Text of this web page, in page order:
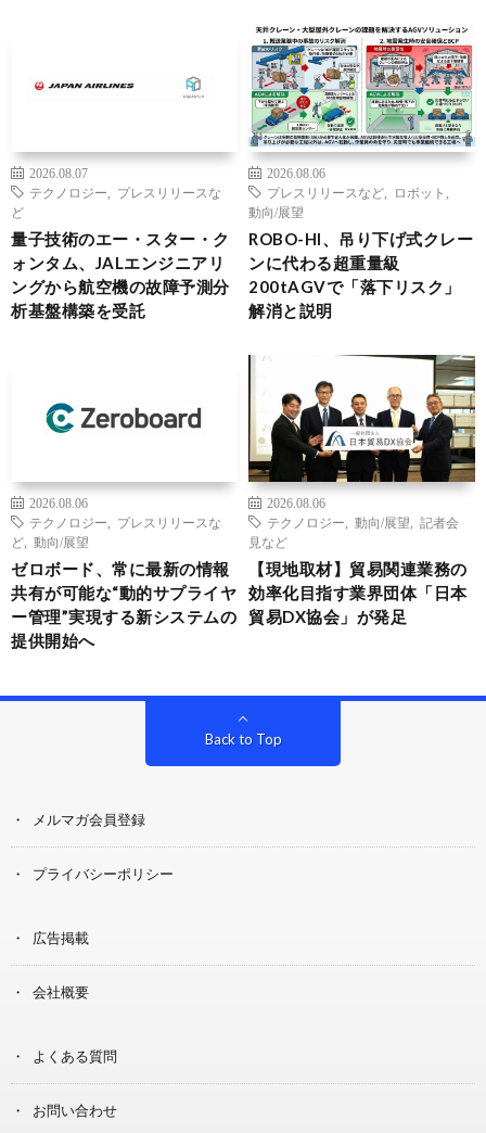
2026.08.07
テクノロジー
プレスリリースな
ど
量子技術のエー・スター・ク
ォンタム、JALエンジニアリ
ングから航空機の故障予測分
析基盤構築を受託
2026.08.06
プレスリリースなど
ロボット
動向/展望
ROBO-HI、吊り下げ式クレー
ンに代わる超重量級
200tAGVで「落下リスク」
解消と説明
2026.08.06
テクノロジー
プレスリリースな
ど
動向/展望
ゼロボード、常に最新の情報
共有が可能な“動的サプライヤ
ー管理”実現する新システムの
提供開始へ
2026.08.06
テクノロジー
動向/展望
記者会
見など
【現地取材】貿易関連業務の
効率化目指す業界団体「日本
貿易DX協会」が発足
Back to Top
メルマガ会員登録
プライバシーポリシー
広告掲載
会社概要
よくある質問
お問い合わせ